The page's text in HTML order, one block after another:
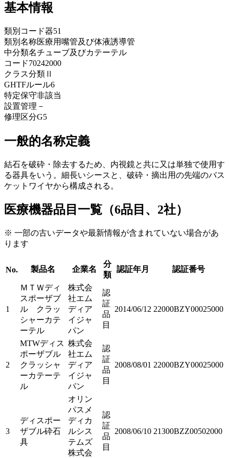
基本情報
類別コード器51
類別名称医療用嘴管及び体液誘導管
中分類名チューブ及びカテーテル
コード70242000
クラス分類 Ⅱ
GHTFルール6
特定保守非該当
設置管理 －
修理区分G5
一般的名称定義
結石を破砕・除去するため、内視鏡と共に又は単独で使用す
る器具をいう。細長いシースと、破砕・摘出用の先端のバス
ケットワイヤから構成される。
医療機器品目一覧（6品目、2社）
※ 一部の古いデータや最新情報が含まれていない場合があ
ります
No. 製品名 企業名
分
類
認証年月 認証番号
1
ＭＴＷディ
スポーザブ
ル クラッ
シャーカテ
ーテル
株式会
社エム
ディア
イジャ
パン
認
証
品
目
2014/06/12 22000BZY00025000
2
MTWディス
ポーザブル
クラッシャ
ーカテーテ
ル
株式会
社エム
ディア
イジャ
パン
認
証
品
目
2008/08/01 22000BZY00025000
3
ディスポー
ザブル砕石
具
オリン
パスメ
ディカ
ルシス
テムズ
株式会
認
証
品
目
2008/06/10 21300BZZ00502000